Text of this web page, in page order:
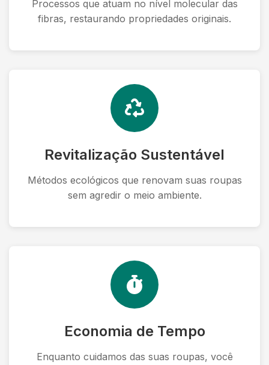
Processos que atuam no nível molecular das
fibras, restaurando propriedades originais.
Revitalização Sustentável
Métodos ecológicos que renovam suas roupas
sem agredir o meio ambiente.
Economia de Tempo
Enquanto cuidamos das suas roupas, você